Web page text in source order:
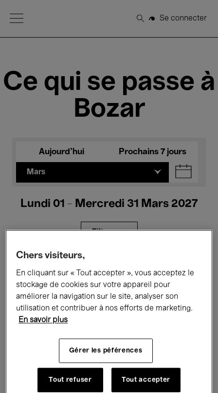
Open Menu
Rechercher
Se connecter
Ce qui se passe à
Bozar
Aujourd'hui Prochains 7 jours
Mars
Lundi 01 - Mercredi 31 Mars 2027
Filtres
Expositions Films Performances
Rencontres & Débats Jazz
Musique électronique
Chers visiteurs,
En cliquant sur « Tout accepter », vous acceptez le
stockage de cookies sur votre appareil pour
améliorer la navigation sur le site, analyser son
utilisation et contribuer à nos efforts de marketing.
En savoir plus
Gérer les péférences
Tout refuser Tout accepter